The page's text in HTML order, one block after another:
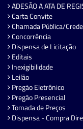
ADESÃO A ATA DE
Carta Convite
Chamada Pública/
Concorrência
Dispensa de Licitação
Editais
Inexigibilidade
Leilão
Pregão Eletrônico
Pregão Presencial
Tomada de Preços
Dispensa - Compra